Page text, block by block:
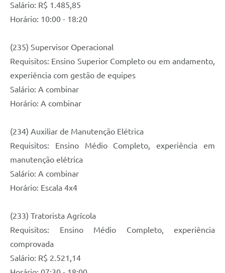
Salário: R$ 1.485,85
Horário: 10:00 - 18:20
(235) Supervisor Operacional
Requisitos: Ensino Superior Completo ou em andamento,
experiência com gestão de equipes
Salário: A combinar
Horário: A combinar
(234) Auxiliar de Manutenção Elétrica
Requisitos: Ensino Médio Completo, experiência em
manutenção elétrica
Salário: A combinar
Horário: Escala 4x4
(233) Tratorista Agrícola
Requisitos: Ensino Médio Completo, experiência
comprovada
Salário: R$ 2.521,14